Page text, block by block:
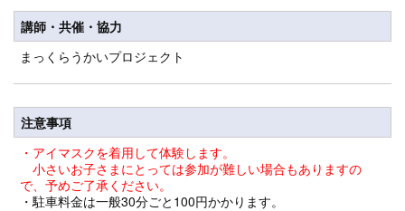
講師・共催・協力
まっくらうかいプロジェクト
注意事項
・アイマスクを着用して体験します。
小さいお子さまにとっては参加が難しい場合もありますの
で、予めご了承ください。
・駐車料金は一般30分ごと100円かかります。